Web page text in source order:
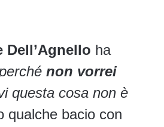
Dell’Agnello ha
non vorrei
questa cosa non è
qualche bacio con